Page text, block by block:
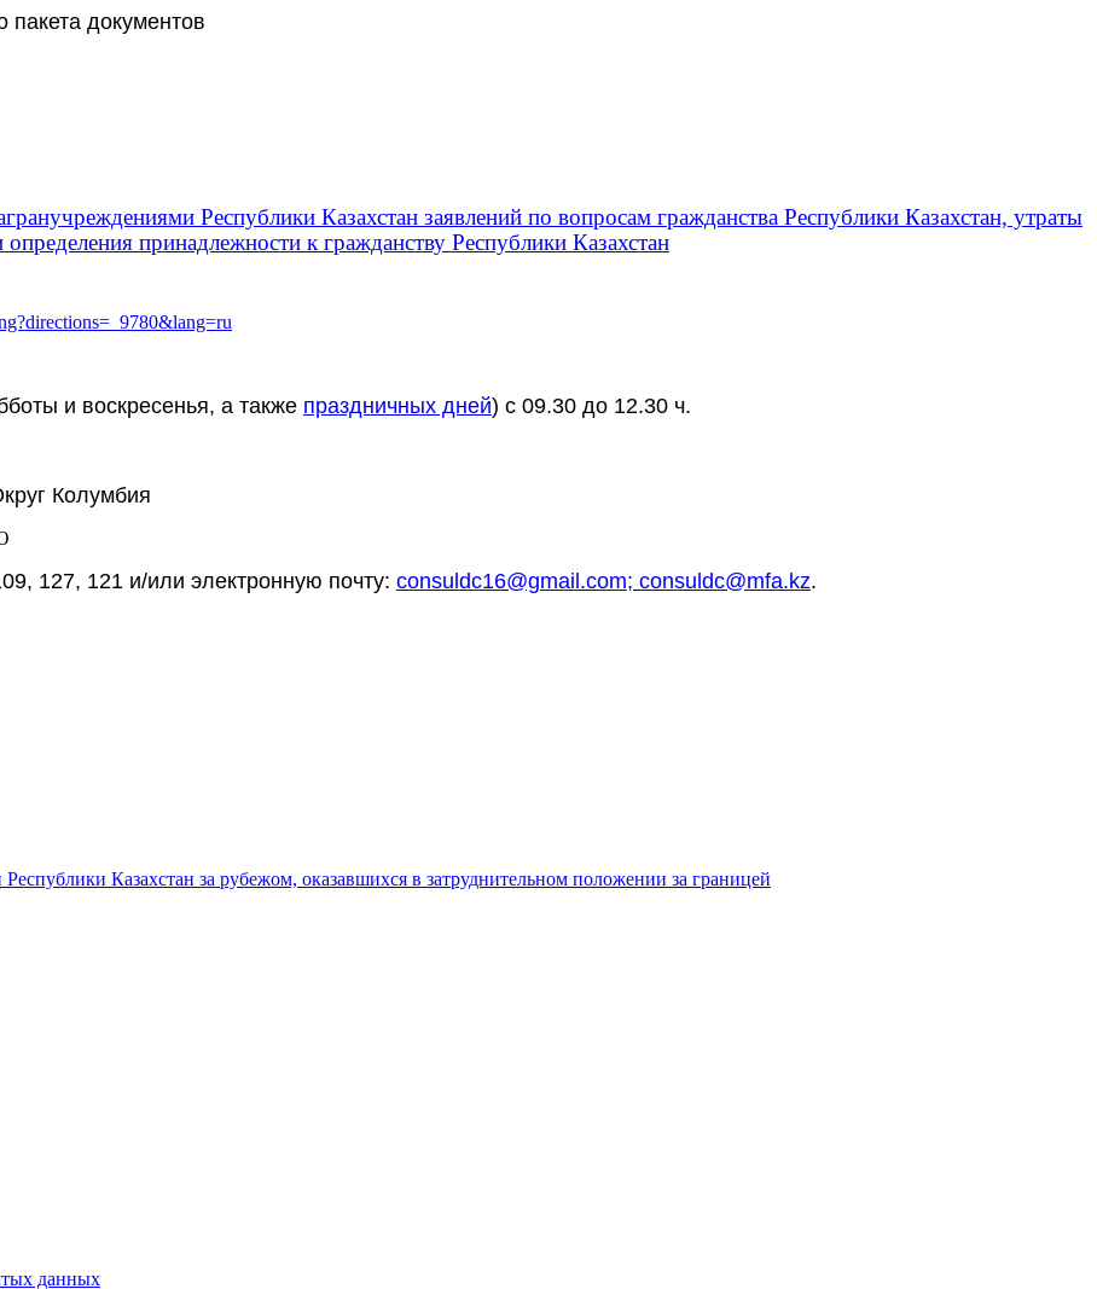
пакета документов
Республики Казахстан заявлений по вопросам гражданства Республики Казахстан, утраты
принадлежности к гражданству Республики Казахстан
и воскресенья, а также праздничных дней) c 09.30 до 12.30 ч.
Колумбия
127, 121 и/или электронную почту: consuldc16@gmail.com; consuldc@mfa.kz.
Казахстан за рубежом, оказавшихся в затруднительном положении за границей
данных